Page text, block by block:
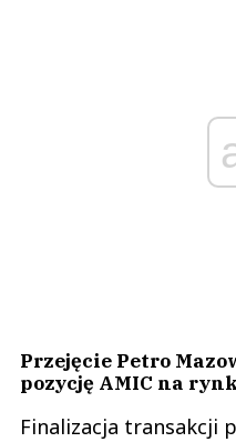
Przejęcie Petro
pozycję AMIC na
Finalizacja transakcji